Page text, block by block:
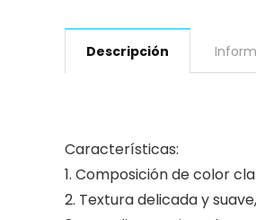
Descripción
Características:
1. Composición de color
2. Textura delicada y